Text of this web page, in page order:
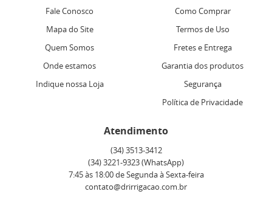
Fale Conosco
Mapa do Site
Quem Somos
Onde estamos
Indique nossa Loja
Como Comprar
Termos de Uso
Fretes e Entrega
Garantia dos produtos
Segurança
Política de Privacidade
Atendimento
(34)3513-3412
(34)3221-9323(WhatsApp)
7:45 às 18:00 de Segunda à Sexta-feira
contato@drirrigacao.com.br